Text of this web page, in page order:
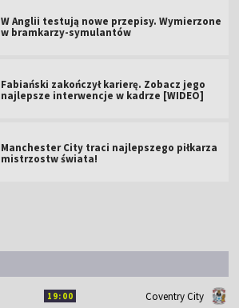
W Anglii testują nowe przepisy. Wymierzone
w bramkarzy-symulantów
Fabiański zakończył karierę. Zobacz jego
najlepsze interwencje w kadrze [WIDEO]
Manchester City traci najlepszego piłkarza
mistrzostw świata!
19:00 Coventry City